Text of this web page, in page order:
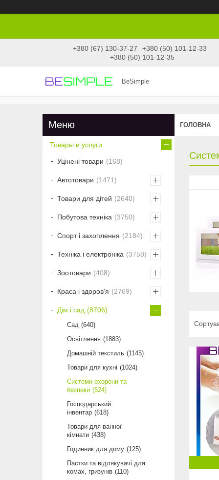
+380 (67) 130-37-27
+380 (50) 101-12-33
+380 (50) 101-12-35
BeSimple
ГОЛОВНА
Товары и услуги
Уцінені товари 168
Автотовари 1471
Товари для дітей 2640
Побутова техніка 3750
Спорт і захоплення 2184
Техніка і електроніка 3758
Зоотовари 408
Краса і здоров'я 2769
Дім і сад 8706
Сад 640
Освітлення
1883
Домашній текстиль
1145
Товари для кухні
1024
Системи охорони та
безпеки 524
Господарський
інвентар 618
Товари для ванної
кімнати 438
Годинник для дому
125
Пастки та відлякувачі для
комах, гризунів
110